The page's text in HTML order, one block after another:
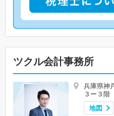
ツクル会計事務所
兵庫県神
３ー３階
地図